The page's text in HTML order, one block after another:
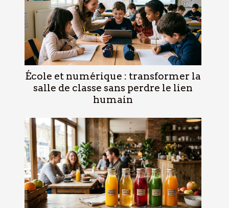
École et numérique : transformer la
salle de classe sans perdre le lien
humain